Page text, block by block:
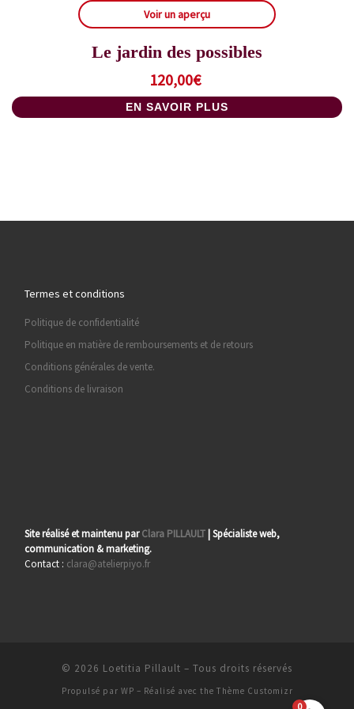
Voir un aperçu
Le jardin des possibles
120,00€
EN SAVOIR PLUS
Termes et conditions
Politique de confidentialité
Politique en matière de remboursements et de retours
Conditions générales de vente.
Conditions de livraison
Site réalisé et maintenu parClara PILLAULT | Spécialiste web,
communication & marketing.
Contact : clara@atelierpiyo.fr
© 2026 Loetitia Pillault – Tous droits réservés
Propulsé par WP – Réalisé avec the Thème Customizr
0